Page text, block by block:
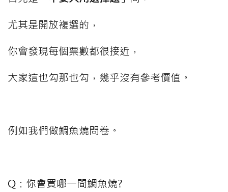
尤其是開放複選的，
你會發現每個票數都很接近，
大家這也勾那也勾，幾乎沒有參考價值。
例如我們做鯛魚燒問卷。
Q：你會買哪一間鯛魚燒?